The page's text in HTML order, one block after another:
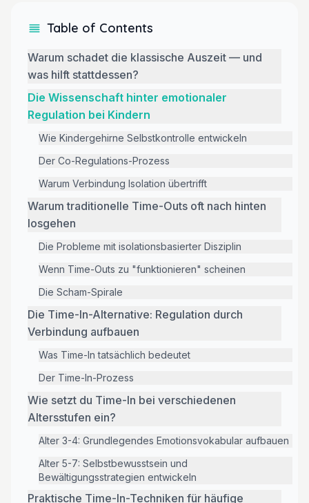
Table of Contents
Warum schadet die klassische Auszeit — und
was hilft stattdessen?
Die Wissenschaft hinter emotionaler
Regulation bei Kindern
Wie Kindergehirne Selbstkontrolle entwickeln
Der Co-Regulations-Prozess
Warum Verbindung Isolation übertrifft
Warum traditionelle Time-Outs oft nach hinten
losgehen
Die Probleme mit isolationsbasierter Disziplin
Wenn Time-Outs zu "funktionieren" scheinen
Die Scham-Spirale
Die Time-In-Alternative: Regulation durch
Verbindung aufbauen
Was Time-In tatsächlich bedeutet
Der Time-In-Prozess
Wie setzt du Time-In bei verschiedenen
Altersstufen ein?
Alter 3-4: Grundlegendes Emotionsvokabular aufbauen
Alter 5-7: Selbstbewusstsein und
Bewältigungsstrategien entwickeln
Praktische Time-In-Techniken für häufige